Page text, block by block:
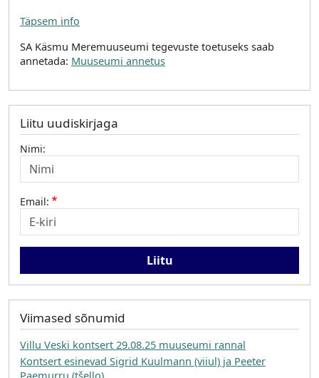
Täpsem info
SA Käsmu Meremuuseumi tegevuste toetuseks saab
annetada: Muuseumi annetus
Liitu uudiskirjaga
Nimi:
Email:
Viimased sõnumid
Villu Veski kontsert 29.08.25 muuseumi rannal
Kontsert esinevad Sigrid Kuulmann (viiul) ja Peeter